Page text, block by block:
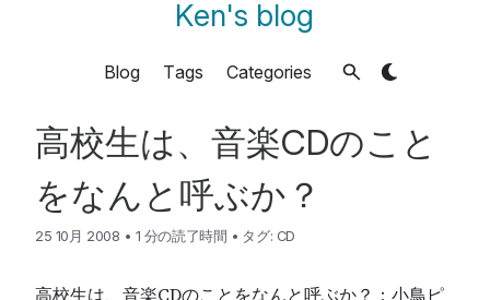
Ken's blog
Blog Tags Categories
高校生は、音楽CDのこと
をなんと呼ぶか？
25 10月 2008 • 1 分の読了時間 • タグ: CD
高校生は、音楽CDのことをなんと呼ぶか？：小鳥ピ